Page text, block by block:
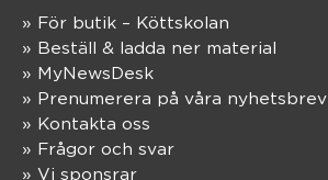
» För butik – Köttskolan
» Beställ & ladda ner material
» MyNewsDesk
» Prenumerera på våra nyhetsbrev
» Kontakta oss
» Frågor och svar
» Vi sponsrar